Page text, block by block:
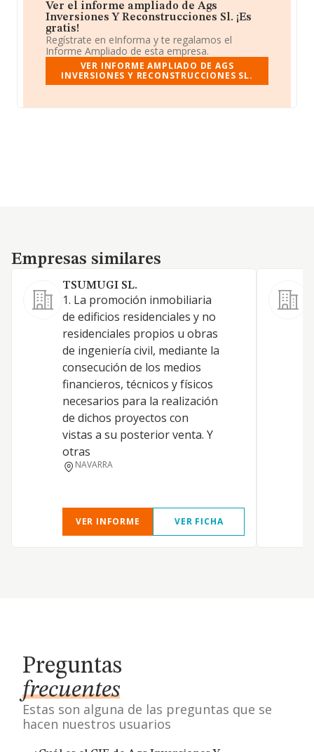
Ver el informe ampliado de Ags
Inversiones Y Reconstrucciones Sl. ¡Es
gratis!
Regístrate en eInforma y te regalamos el
Informe Ampliado de esta empresa.
VER INFORME AMPLIADO DE AGS
INVERSIONES Y RECONSTRUCCIONES SL.
Empresas similares
Empresas similares
TSUMUGI SL.
1. La promoción inmobiliaria
de edificios residenciales y no
residenciales propios u obras
de ingeniería civil, mediante la
consecución de los medios
financieros, técnicos y físicos
necesarios para la realización
de dichos proyectos con
vistas a su posterior venta. Y
otras
NAVARRA
VER INFORME VER FICHA
Preguntas
frecuentes
Estas son alguna de las preguntas que se
hacen nuestros usuarios